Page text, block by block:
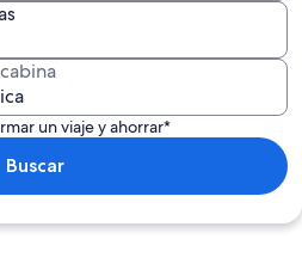
un viaje y ahorrar*
Buscar